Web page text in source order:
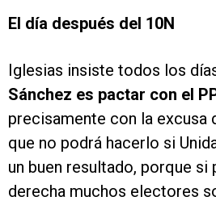
El día después del 10N
Iglesias insiste todos los
Sánchez es pactar con el
precisamente con la excusa
que no podrá hacerlo si
un buen resultado, porque si
derecha muchos electores